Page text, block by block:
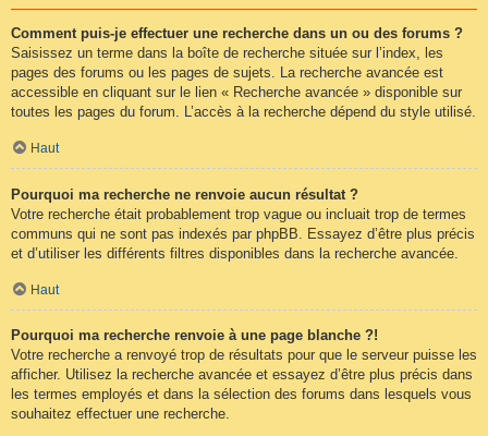
Comment puis-je effectuer une recherche dans un ou des forums ?
Saisissez un terme dans la boîte de recherche située sur l’index, les
pages des forums ou les pages de sujets. La recherche avancée est
accessible en cliquant sur le lien « Recherche avancée » disponible sur
toutes les pages du forum. L’accès à la recherche dépend du style utilisé.
Haut
Pourquoi ma recherche ne renvoie aucun résultat ?
Votre recherche était probablement trop vague ou incluait trop de termes
communs qui ne sont pas indexés par phpBB. Essayez d’être plus précis
et d’utiliser les différents filtres disponibles dans la recherche avancée.
Haut
Pourquoi ma recherche renvoie à une page blanche ?!
Votre recherche a renvoyé trop de résultats pour que le serveur puisse les
afficher. Utilisez la recherche avancée et essayez d’être plus précis dans
les termes employés et dans la sélection des forums dans lesquels vous
souhaitez effectuer une recherche.